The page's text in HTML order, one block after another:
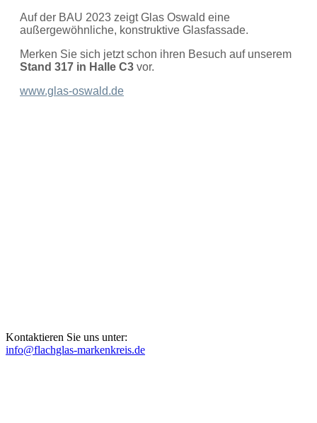
Auf der BAU 2023 zeigt Glas Oswald eine
außergewöhnliche, konstruktive Glasfassade.
Merken Sie sich jetzt schon ihren Besuch auf unserem
Stand 317 in Halle C3 vor.
www.glas-oswald.de
Kontaktieren Sie uns unter:
info@flachglas-markenkreis.de